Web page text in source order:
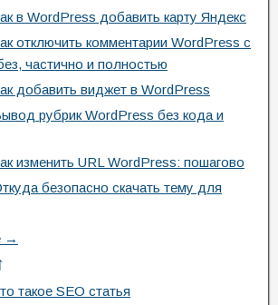
в WordPress добавить карту Яндекс
отключить комментарии WordPress с
частично и полностью
добавить виджет в WordPress
рубрик WordPress без кода и
изменить URL WordPress: пошагово
безопасно скачать тему для
→
такое SEO статья